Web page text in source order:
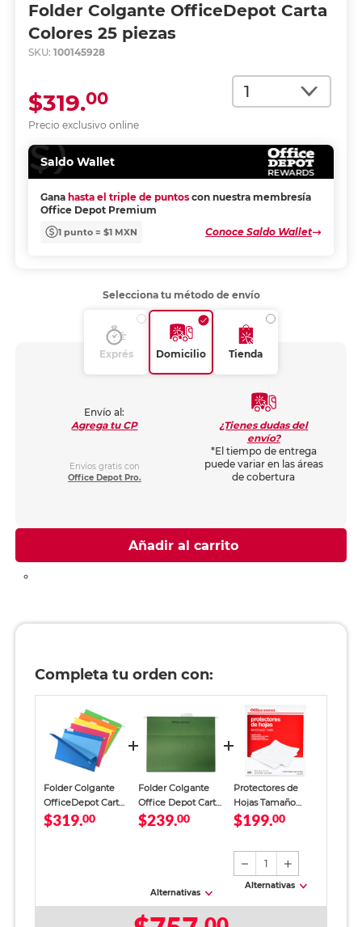
Folder Colgante OfficeDepot Carta
Colores 25 piezas
SKU: 100145928
Cantidad
Precio exclusivo online
$319.00
Saldo Wallet
Gana hasta el triple de puntos con nuestra membresía
Office Depot Premium
1 punto = $1 MXN Conoce Saldo Wallet
Selecciona tu método de envío
Exprés Domicilio Tienda
Envío al:
Agrega tu CP
Envíos gratis con
Office Depot Pro.
¿Tienes dudas del
envío?
*El tiempo de entrega
puede variar en las áreas
de cobertura
Añadir al carrito
Completa tu orden con:
Folder Colgante
OfficeDepot Carta
Colores 25 piezas
$319.00
Folder Colgante
Office Depot Carta
Verde 25 piezas
$239.00
Alternativas
Protectores de
Hojas Tamaño
Carta Office Depot
$199.00
1
Alternativas